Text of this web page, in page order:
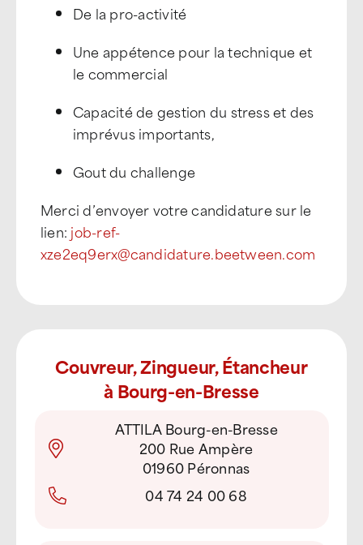
De la pro-activité
Une appétence pour la technique et
le commercial
Capacité de gestion du stress et des
imprévus importants,
Gout du challenge
Merci d’envoyer votre candidature sur le
lien: job-ref-
xze2eq9erx@candidature.beetween.com
Couvreur, Zingueur, Étancheur
à Bourg-en-Bresse
ATTILA Bourg-en-Bresse
200 Rue Ampère
01960 Péronnas
04 74 24 00 68